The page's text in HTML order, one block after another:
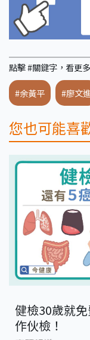
點擊 #關鍵字，看更
#余黃平 #廖文
您也可能喜
健檢30歲就
作伙檢！